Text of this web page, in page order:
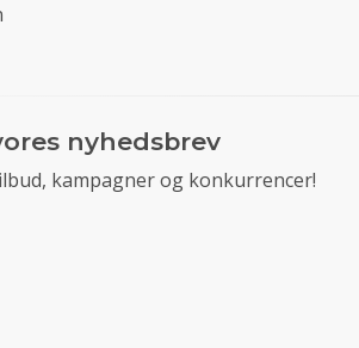
nyhedsbrev
kampagner og konkurrencer!